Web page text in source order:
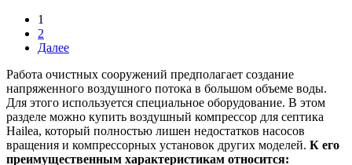
1
2
Далее
Работа очистных сооружений предполагает создание
напряженного воздушного потока в большом объеме воды.
Для этого используется специальное оборудование. В этом
разделе можно купить воздушный компрессор для септика
Hailea, который полностью лишен недостатков насосов
вращения и компрессорных установок других моделей. К его
преимущественным характеристикам относится: